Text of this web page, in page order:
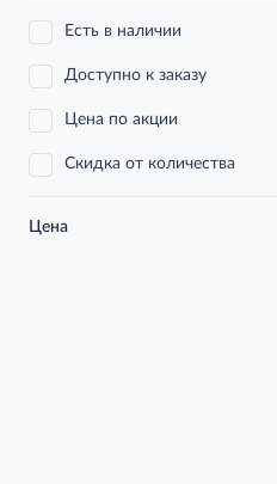
Есть в наличии
Доступно к заказу
Цена по акции
Скидка от количества
Цена